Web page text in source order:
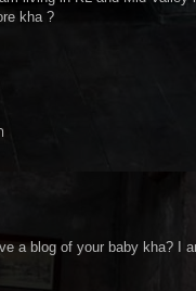
kha ?
a blog of your baby kha? I